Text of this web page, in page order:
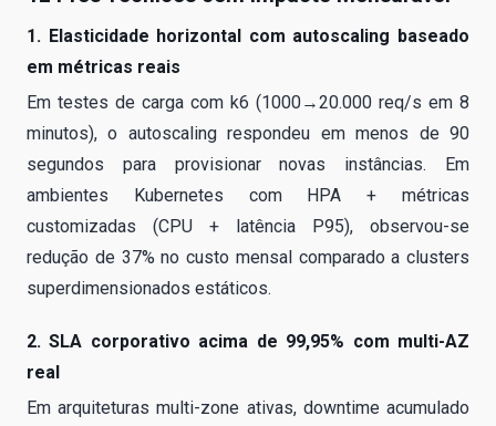
1. Elasticidade horizontal com autoscaling baseado
em métricas reais
Em testes de carga com k6 (1000→20.000 req/s em 8
minutos), o autoscaling respondeu em menos de 90
segundos para provisionar novas instâncias. Em
ambientes Kubernetes com HPA + métricas
customizadas (CPU + latência P95), observou-se
redução de 37% no custo mensal comparado a clusters
superdimensionados estáticos.
2. SLA corporativo acima de 99,95% com multi-AZ
real
Em arquiteturas multi-zone ativas, downtime acumulado